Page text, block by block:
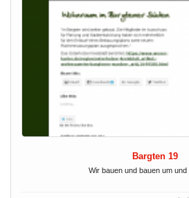
Bargten 19
Wir bauen und bauen um und